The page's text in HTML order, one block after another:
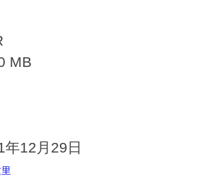
MB
年12月29日